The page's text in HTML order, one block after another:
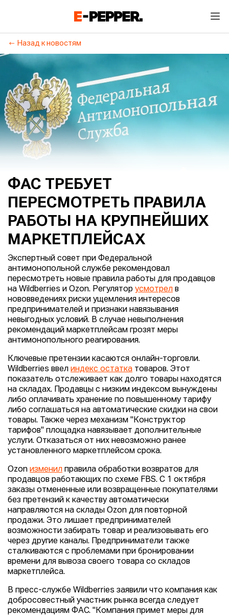
Назад к новостям
ФАС ТРЕБУЕТ
ПЕРЕСМОТРЕТЬ ПРАВИЛА
РАБОТЫ НА КРУПНЕЙШИХ
МАРКЕТПЛЕЙСАХ
Экспертный совет при Федеральной
антимонопольной службе рекомендовал
пересмотреть новые правила работы для продавцов
на Wildberries и Ozon. Регулятор усмотрел в
нововведениях риски ущемления интересов
предпринимателей и признаки навязывания
невыгодных условий. В случае невыполнения
рекомендаций маркетплейсам грозят меры
антимонопольного реагирования.
Ключевые претензии касаются онлайн-торговли.
Wildberries ввел индекс остатка товаров. Этот
показатель отслеживает как долго товары находятся
на складах. Продавцы с низким индексом вынуждены
либо оплачивать хранение по повышенному тарифу
либо соглашаться на автоматические скидки на свои
товары. Также через механизм "Конструктор
тарифов" площадка навязывает дополнительные
услуги. Отказаться от них невозможно ранее
установленного маркетплейсом срока.
Ozon изменил правила обработки возвратов для
продавцов работающих по схеме FBS. С 1 октября
заказы отмененные или возвращенные покупателями
без претензий к качеству автоматически
направляются на склады Ozon для повторной
продажи. Это лишает предпринимателей
возможности забирать товар и реализовывать его
через другие каналы. Предприниматели также
сталкиваются с проблемами при бронировании
времени для вывоза своего товара со складов
маркетплейса.
В пресс-службе Wildberries заявили что компания как
добросовестный участник рынка всегда следует
рекомендациям ФАС. "Компания примет меры для